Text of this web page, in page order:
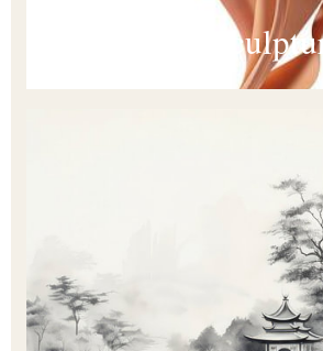
Abstract &